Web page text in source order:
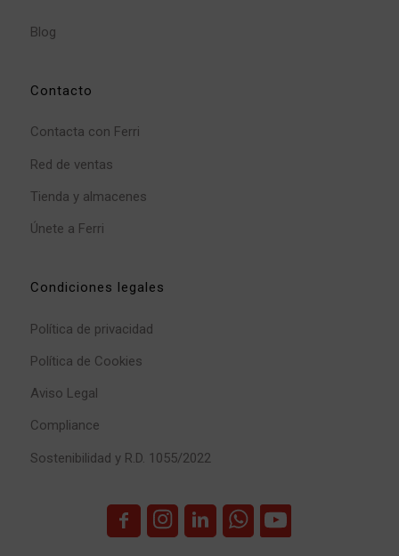
Blog
Contacto
Contacta con Ferri
Red de ventas
Tienda y almacenes
Únete a Ferri
Condiciones legales
Política de privacidad
Política de Cookies
Aviso Legal
Compliance
Sostenibilidad y R.D. 1055/2022